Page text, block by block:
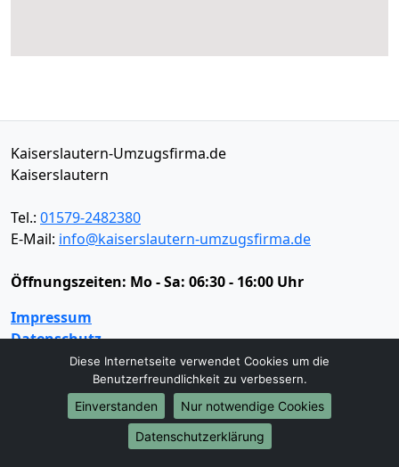
Kaiserslautern-Umzugsfirma.de
Kaiserslautern
Tel.: 01579-2482380
E-Mail: info@kaiserslautern-umzugsfirma.de
Öffnungszeiten: Mo - Sa: 06:30 - 16:00 Uhr
Impressum
Datenschutz
Umzugsservice
Behördenumzug
Büroumzug
Firmenumzug
Laborumzug
Diese Internetseite verwendet Cookies um die
Benutzerfreundlichkeit zu verbessern.
Einverstanden
Nur notwendige Cookies
Datenschutzerklärung